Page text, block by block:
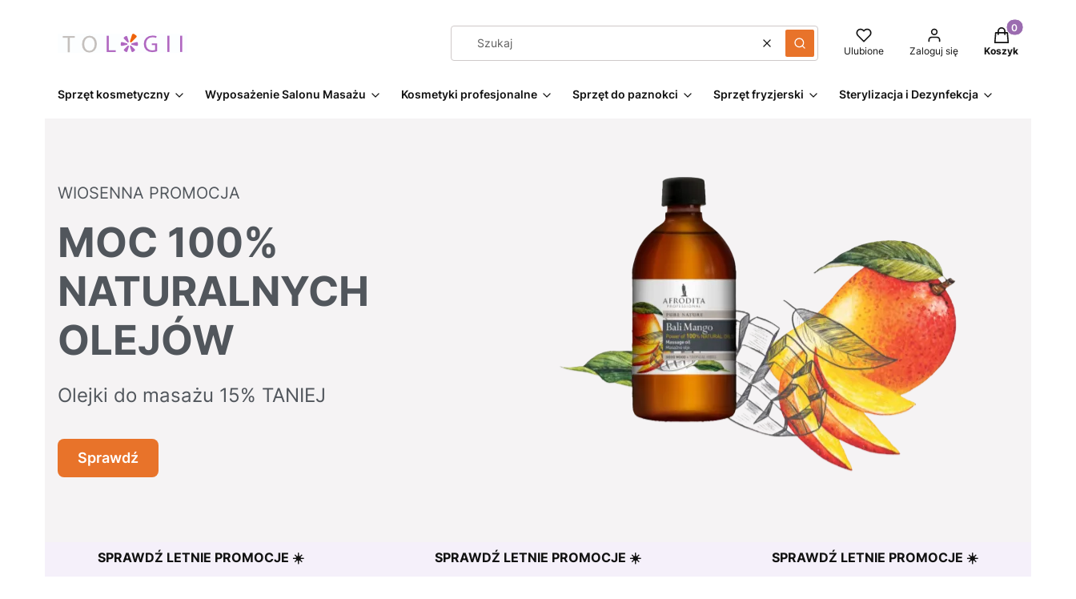
WyczyśćSzukaj Ulubione Zaloguj się
Produkty w
Koszyk
Sprzęt kosmetyczny Wyposażenie Salonu Masażu Kosmetyki profesjonalne Sprzęt do paznokci Sprzęt fryzjerski Sterylizacja i Dezynfekcja
WIOSENNA PROMOCJA
MOC 100%
NATURALNYCH
OLEJÓW
Olejki do masażu 15% TANIEJ
Sprawdź
SPRAWDŹ LETNIE PROMOCJE ☀️ SPRAWDŹ LETNIE PROMOCJE ☀️ SPRAWDŹ LETNIE PROMOCJE ☀️